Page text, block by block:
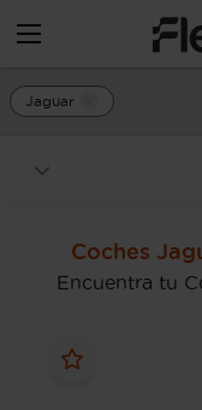
Jaguar
Coches
Encuentra tu